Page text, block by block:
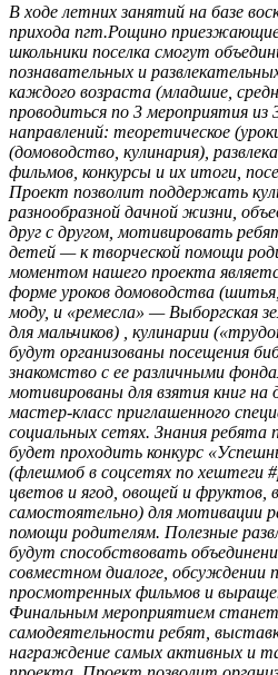
В ходе летних занятий на базе
прихода пгт.Рощино
школьники поселка смогут
познавательных и
каждого возраста (младшие,
проводиться по 3 мероприятия из
направлений: теоретическое
(домоводство, кулинария),
фильмов, конкурсы и их итоги,
Проект позволит поддержать
разнообразной дачной жизни,
друг с другом, мотивировать
детей — к творческой помощи
моментом нашего проекта
форме уроков домоводства
моду, и «ремесла» — Выборгская
для мальчиков) , кулинарии
будут организованы посещения
знакомство с ее различными
мотивированы для взятия книг
мастер-класс приглашенного
социальных сетях. Знания ребята
будет проходить конкурс
(флешмоб в соцсетях по
цветов и ягод, овощей и фруктов,
самостоятельно) для мотивации
помощи родителям. Полезные
будут способствовать
совместном диалоге, обсуждении
просмотренных фильмов и
Финальным мероприятием
самодеятельности ребят,
награждение самых активных и